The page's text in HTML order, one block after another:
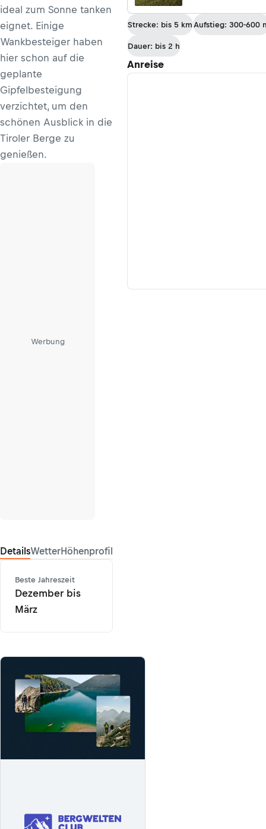
ideal zum Sonne tanken
eignet. Einige
Wankbesteiger haben
hier schon auf die
geplante
Gipfelbesteigung
verzichtet, um den
schönen Ausblick in die
Tiroler Berge zu
genießen.
Werbung
DetailsWetterHöhenprofil
Beste Jahreszeit
Dezember bis
März
Strecke: bis 5 km Aufstieg: 300-600
Dauer: bis 2 h
Anreise